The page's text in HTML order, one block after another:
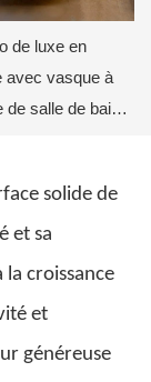
de luxe en
avec vasque à
de salle de bain
solide de
et sa
la croissance
et
généreuse